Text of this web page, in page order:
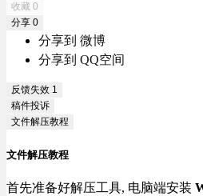
收藏 0
分享 0
分享到 微博
分享到 QQ空间
反馈失效 1
稿件投诉
文件解压教程
文件解压教程
首先准备好解压工具, 电脑端安装